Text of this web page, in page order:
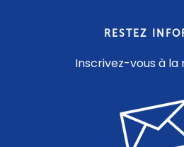
RESTEZ
Inscrivez-vous à